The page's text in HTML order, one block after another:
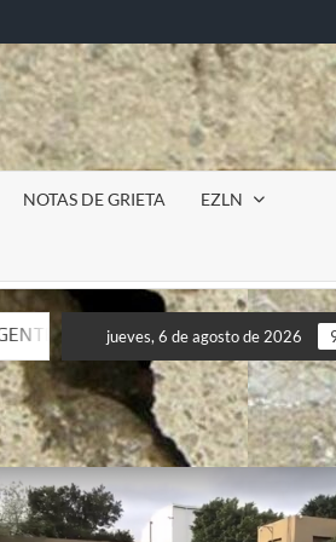
NOTAS DE GRIETA EZLN
Incursión militar en la UAEM
Incursión militar en la UAEM
jueves, 6 de agosto de 2026